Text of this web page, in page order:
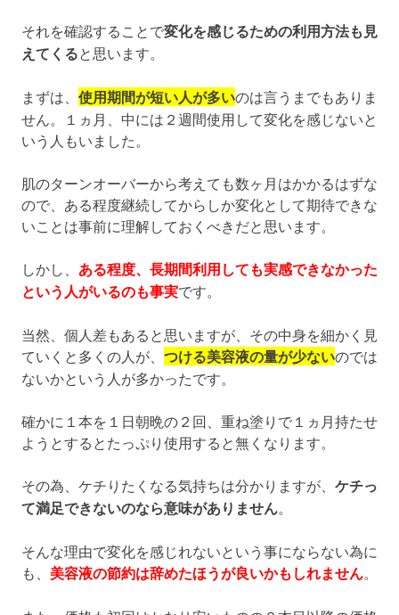
それを確認することで変化を感じるための利用方法も見
えてくると思います。
まずは、 使用期間が短い人が多いのは言うまでもありま
せん。１ヵ月、中には２週間使用して変化を感じないと
いう人もいました。
肌のターンオーバーから考えても数ヶ月はかかるはずな
ので、ある程度継続してからしか変化として期待できな
いことは事前に理解しておくべきだと思います。
しかし、 ある程度、長期間利用しても実感できなかった
という人がいるのも事実です。
当然、個人差もあると思いますが、その中身を細かく見
ていくと多くの人が、 つける美容液の量が少ないのでは
ないかという人が多かったです。
確かに１本を１日朝晩の２回、重ね塗りで１ヵ月持たせ
ようとするとたっぷり使用すると無くなります。
その為、ケチりたくなる気持ちは分かりますが、 ケチっ
て満足できないのなら意味がありません。
そんな理由で変化を感じれないという事にならない為に
も、 美容液の節約は辞めたほうが良いかもしれません。